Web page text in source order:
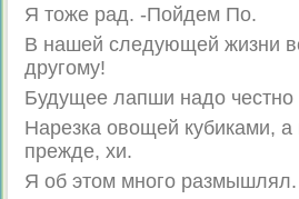
Я тоже рад. -Пойдем По.
В нашей следующей жизни
другому!
Будущее лапши надо честно
Нарезка овощей кубиками, а
прежде, хи.
Я об этом много размышлял.